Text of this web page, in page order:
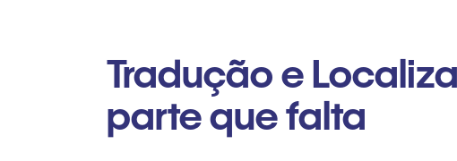
Tradução e
parte que falta